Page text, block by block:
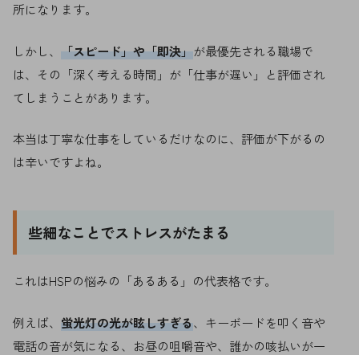
所になります。
しかし、 「スピード」や「即決」が最優先される職場で
は、その「深く考える時間」が「仕事が遅い」と評価され
てしまうことがあります。
本当は丁寧な仕事をしているだけなのに、評価が下がるの
は辛いですよね。
些細なことでストレスがたまる
これはHSPの悩みの「あるある」の代表格です。
例えば、 蛍光灯の光が眩しすぎる、キーボードを叩く音や
電話の音が気になる、お昼の咀嚼音や、誰かの咳払いが一